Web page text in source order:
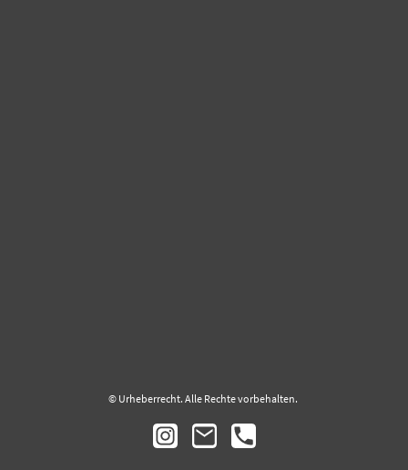
© Urheberrecht. Alle Rechte vorbehalten.